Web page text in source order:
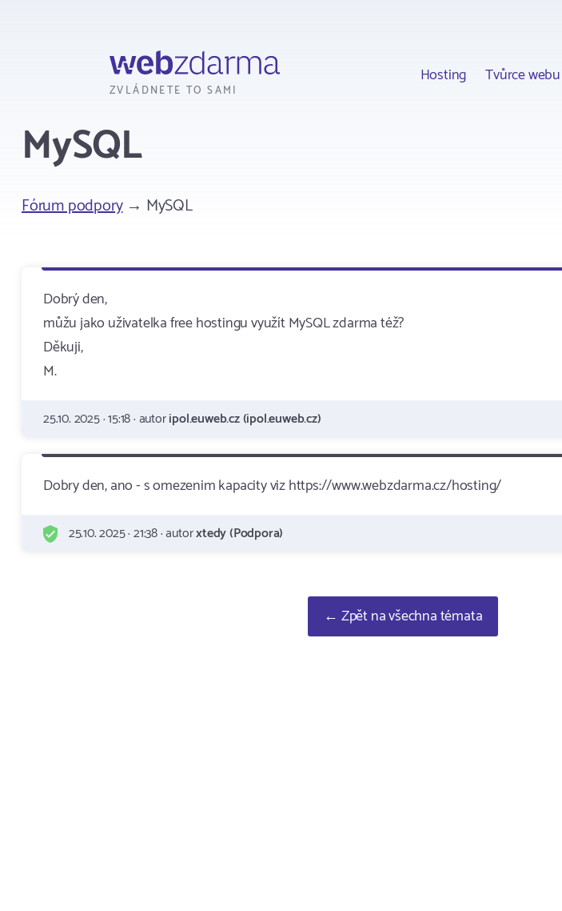
ZVLÁDNETE TO SAMI
Hosting Tvůrce webu
MySQL
Fórum podpory→ MySQL
Dobrý den,
můžu jako uživatelka free hostingu využít MySQL zdarma též?
Děkuji,
M.
25.10. 2025 · 15:18 · autoripol.euweb.cz (ipol.euweb.cz)
Dobry den, ano - s omezenim kapacity viz https://www.webzdarma.cz/hosting/
25.10. 2025 · 21:38 · autorxtedy (Podpora)
← Zpět na všechna témata